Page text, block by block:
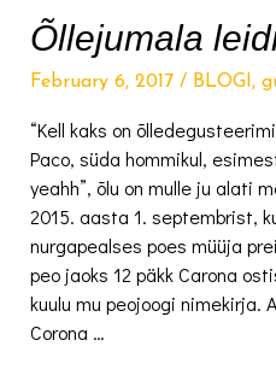
Õllejumala
February 6, 2017/ BLOGI,
“Kell kaks on
Paco, süda hommikul,
yeahh”, õlu on mulle ju alati
2015. aasta 1. septembrist,
nurgapealses poes müüja
peo jaoks 12 päkk Carona
kuulu mu peojoogi nimekirja.
Corona …